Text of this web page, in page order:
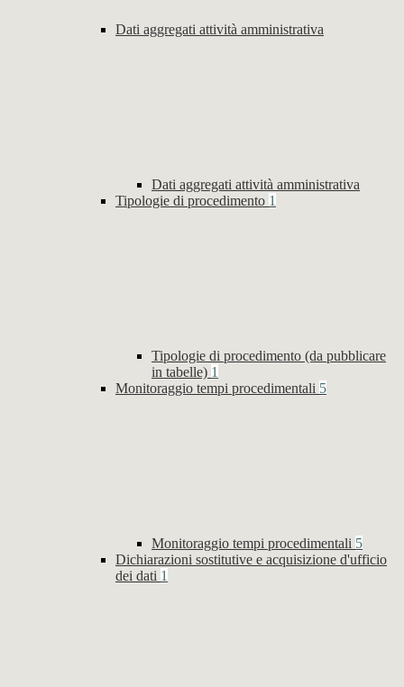
Dati aggregati attività amministrativa
Dati aggregati attività amministrativa
Tipologie di procedimento 1
Tipologie di procedimento (da pubblicare
in tabelle) 1
Monitoraggio tempi procedimentali 5
Monitoraggio tempi procedimentali 5
Dichiarazioni sostitutive e acquisizione d'ufficio
dei dati 1